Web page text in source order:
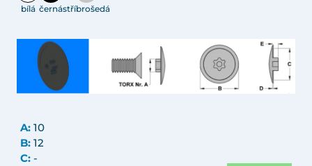
bílá černástříbrošedá
A: 10
B: 12
C: -